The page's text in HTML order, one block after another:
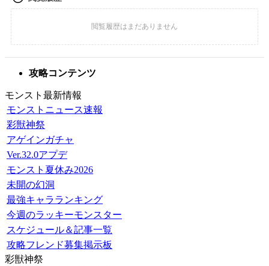
攻略コンテンツ
モンスト最新情報
モンストニュース速報
彩獣神祭
アゲインガチャ
Ver.32.0アプデ
モンスト夏休み2026
未開の幻洞
最強キャラランキング
今週のラッキーモンスター
スケジュール＆記事一覧
攻略フレンド募集掲示板
彩獣神祭